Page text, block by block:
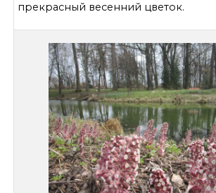
прекрасный весенний цветок.